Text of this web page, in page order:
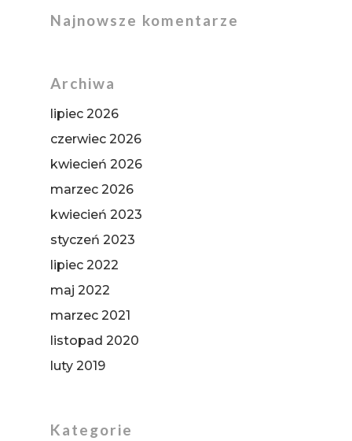
Najnowsze komentarze
Archiwa
lipiec 2026
czerwiec 2026
kwiecień 2026
marzec 2026
kwiecień 2023
styczeń 2023
lipiec 2022
maj 2022
marzec 2021
listopad 2020
luty 2019
Kategorie